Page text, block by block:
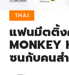
THAI
แฟนมีตติ้ง
MONKEY
ซนกับคนส